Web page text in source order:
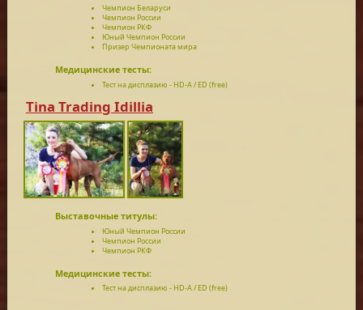
Чемпион Беларуси
Чемпион России
Чемпион РКФ
Юный Чемпион России
Призер Чемпионата мира
Медицинские тесты:
Тест на дисплазию - HD-A / ED (free)
Tina Trading Idillia
Выставочные титулы:
Юный Чемпион России
Чемпион России
Чемпион РКФ
Медицинские тесты:
Тест на дисплазию - HD-A / ED (free)